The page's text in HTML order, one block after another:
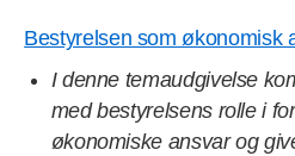
Bestyrelsen som økonomisk
I denne temaudgivelse
med bestyrelsens rolle i
økonomiske ansvar og